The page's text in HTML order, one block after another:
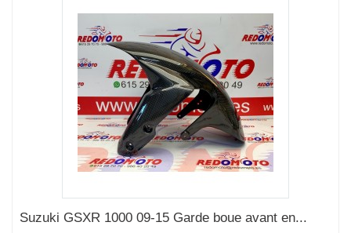
Suzuki GSXR 1000 09-15 Garde boue avant en...